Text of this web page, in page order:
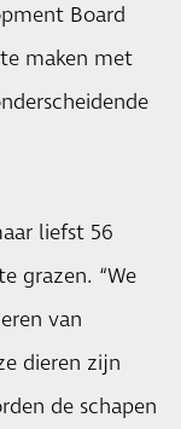
Board
maken met
liefst 56
grazen. “We
van
dieren zijn
de schapen